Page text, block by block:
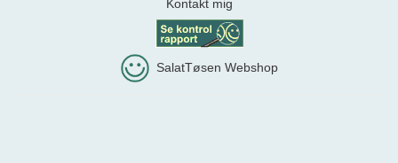
Kontakt mig
SalatTøsen Webshop